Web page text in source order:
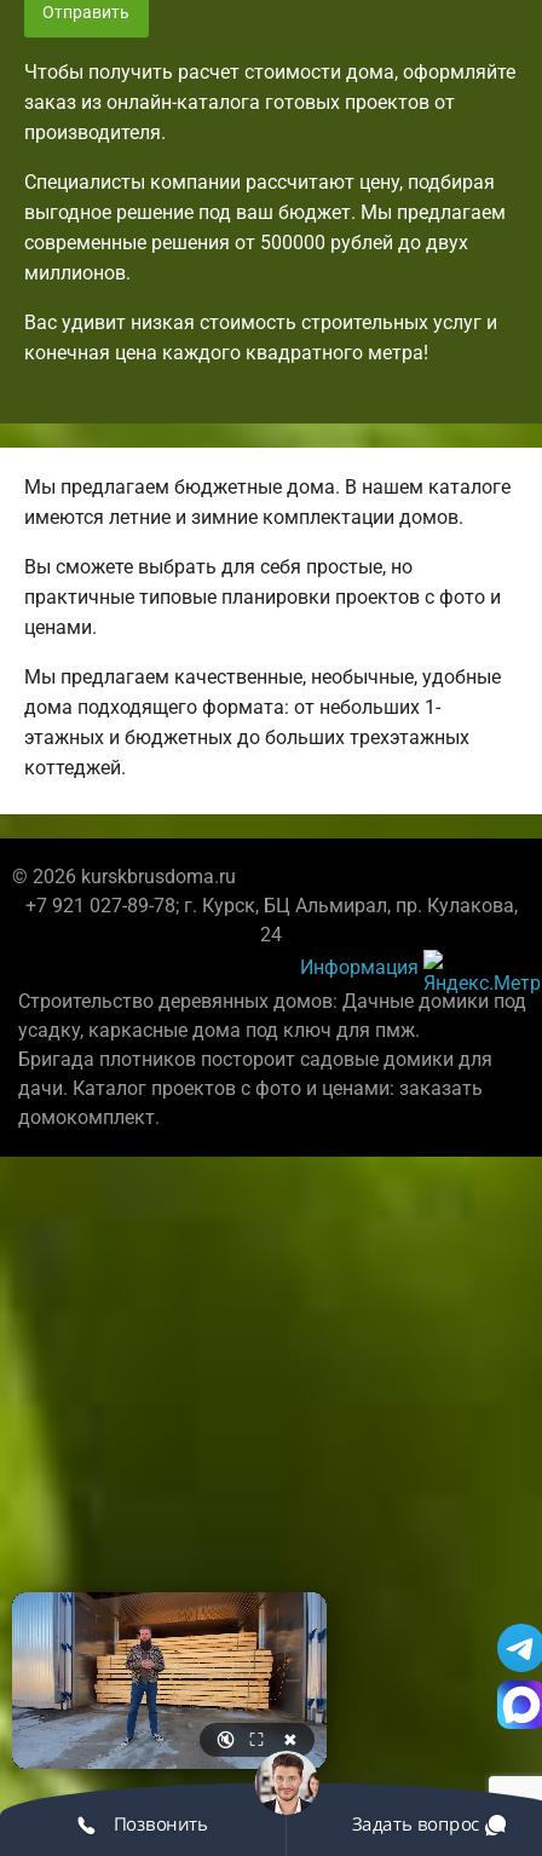
Отправить
Чтобы получить расчет стоимости дома, оформляйте
заказ из онлайн-каталога готовых проектов от
производителя.
Специалисты компании рассчитают цену, подбирая
выгодное решение под ваш бюджет. Мы предлагаем
современные решения от 500000 рублей до двух
миллионов.
Вас удивит низкая стоимость строительных услуг и
конечная цена каждого квадратного метра!
Мы предлагаем бюджетные дома. В нашем каталоге
имеются летние и зимние комплектации домов.
Вы сможете выбрать для себя простые, но
практичные типовые планировки проектов с фото и
ценами.
Мы предлагаем качественные, необычные, удобные
дома подходящего формата: от небольших 1-
этажных и бюджетных до больших трехэтажных
коттеджей.
© 2026 kurskbrusdoma.ru
+7 921 027-89-78; г. Курск, БЦ Альмирал, пр. Кулакова,
24
Информация
Строительство деревянных домов: Дачные домики под
усадку, каркасные дома под ключ для пмж.
Бригада плотников постороит садовые домики для
дачи. Каталог проектов с фото и ценами: заказать
домокомплект.
🔇 ⛶ ✖
Позвонить Задать вопрос